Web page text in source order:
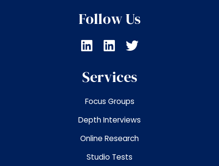
Follow Us
L
i
n
k
d
i
n
L
i
n
k
d
i
T
w
t
e
r
Services
Focus Groups
Depth Interviews
Online Research
Studio Tests